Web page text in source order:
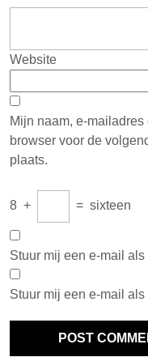
Website
Mijn naam, e-
browser voor de
plaats.
8 + = sixteen
Stuur mij een e-mail
Stuur mij een e-mail